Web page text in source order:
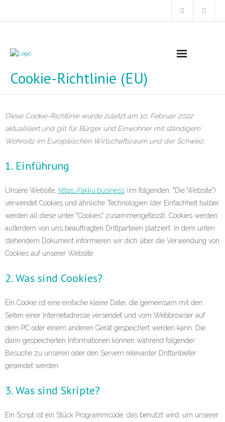
Startseite
Angebote
- Endlich souverän! – 3 Schlüssel für eine
überzeugende Wirkung
- Erfolgreich zusammenarbeiten
- Effektiv Konflikte lösen
- Die Perspektive wechseln
- Ihren Firmenauftritt entwickeln
Cookie-Richtlinie (EU)
Diese Cookie-Richtlinie wurde zuletzt am 10. Februar 2022
aktualisiert und gilt für Bürger und Einwohner mit ständigem
Wohnsitz im Europäischen Wirtschaftsraum und der Schweiz.
1. Einführung
Unsere Website, https://akku.business (im folgenden: "Die Website")
verwendet Cookies und ähnliche Technologien (der Einfachheit halber
werden all diese unter "Cookies" zusammengefasst). Cookies werden
außerdem von uns beauftragten Drittparteien platziert. In dem unten
stehendem Dokument informieren wir dich über die Verwendung von
Cookies auf unserer Website.
2. Was sind Cookies?
Ein Cookie ist eine einfache kleine Datei, die gemeinsam mit den
Seiten einer Internetadresse versendet und vom Webbrowser auf
dem PC oder einem anderen Gerät gespeichert werden kann. Die
darin gespeicherten Informationen können während folgender
Besuche zu unseren oder den Servern relevanter Drittanbieter
gesendet werden.
3. Was sind Skripte?
Ein Script ist ein Stück Programmcode, das benutzt wird, um unserer